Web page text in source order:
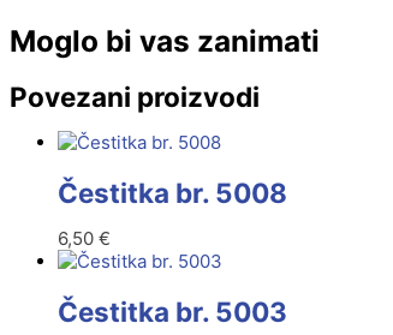
Moglo bi vas zanimati
Povezani proizvodi
Čestitka br. 5008
6,50 €
Čestitka br. 5003